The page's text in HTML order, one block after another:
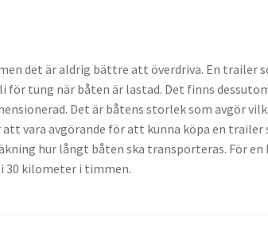
det är aldrig bättre att överdriva. En trailer
tung när båten är lastad. Det finns
Det är båtens storlek som avgör
vara avgörande för att kunna köpa en
hur långt båten ska transporteras. För
30 kilometer i timmen.